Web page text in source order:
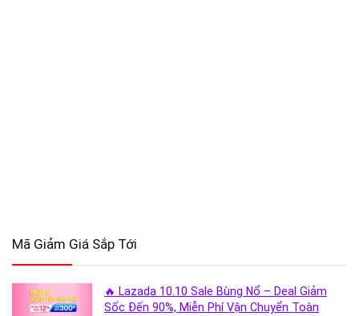
Mã Giảm Giá Sắp Tới
🔥 Lazada 10.10 Sale Bùng Nổ – Deal Giảm
Sốc Đến 90%, Miễn Phí Vận Chuyển Toàn